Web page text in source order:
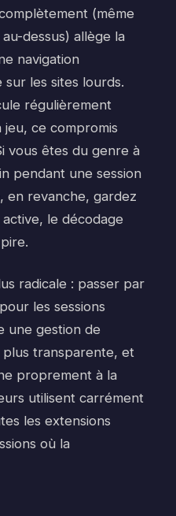
(même
dessus) allège la
navigation
les sites lourds.
régulièrement
ce compromis
vous êtes du genre à
pendant une session
en revanche, gardez
le décodage
radicale : passer par
les sessions
une gestion de
plus transparente, et
proprement à la
utilisent carrément
les extensions
où la